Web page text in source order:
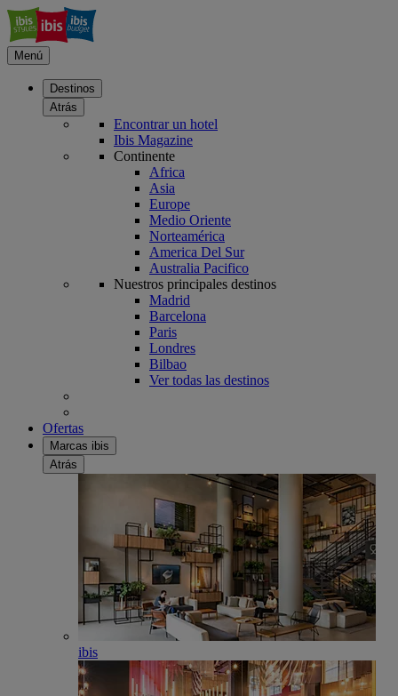
Menú
Destinos
Atrás
Encontrar un hotel
Ibis Magazine
Continente
Africa
Asia
Europe
Medio Oriente
Norteamérica
America Del Sur
Australia Pacifico
Nuestros principales destinos
Madrid
Barcelona
Paris
Londres
Bilbao
Ver todas las destinos
Ofertas
Marcas ibis
Atrás
ibis